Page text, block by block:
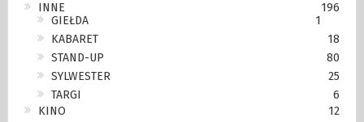
INNE
196
GIEŁDA
1
KABARET
18
STAND-UP
80
SYLWESTER
25
TARGI
6
KINO
12